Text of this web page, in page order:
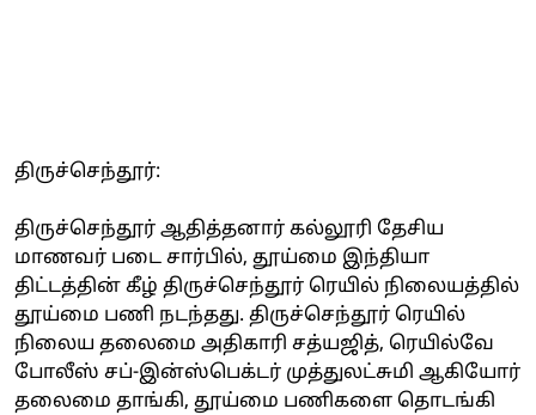
திருச்செந்தூர்:
திருச்செந்தூர் ஆதித்தனார் கல்லூரி தேசிய
மாணவர் படை சார்பில், தூய்மை இந்தியா
திட்டத்தின் கீழ் திருச்செந்தூர் ரெயில் நிலையத்தில்
தூய்மை பணி நடந்தது. திருச்செந்தூர் ரெயில்
நிலைய தலைமை அதிகாரி சத்யஜித், ரெயில்வே
போலீஸ் சப்-இன்ஸ்பெக்டர் முத்துலட்சுமி ஆகியோர்
தலைமை தாங்கி, தூய்மை பணிகளை தொடங்கி